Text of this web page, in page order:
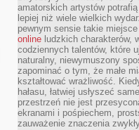
amatorskich artystów
lepiej niż wiele wielkich
pewnym sensie takie miejsce
online ludzkich charakterów,
codziennych talentów, które
naturalny, niewymuszony
zapominać o tym, że małe
kształtować wrażliwość.
hałasu, łatwiej usłyszeć
przestrzeń nie jest
ekranami i pośpiechem,
zauważenie znaczenia